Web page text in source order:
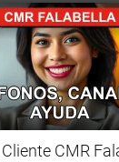
CMR